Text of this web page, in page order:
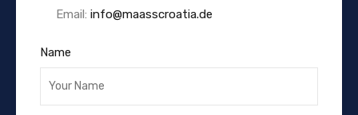
Email: info@maasscroatia.de
Name